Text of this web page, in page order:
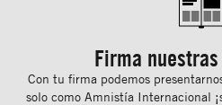
Firma
Con tu ﬁrma podemos
solo como Amnistía Internacional